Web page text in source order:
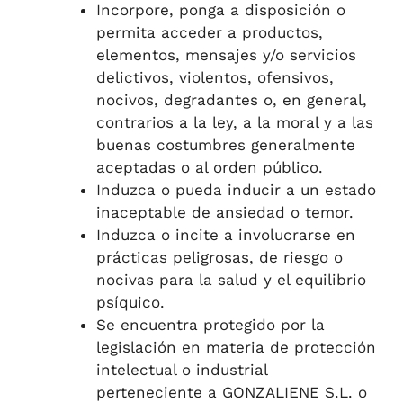
Incorpore, ponga a disposición o
permita acceder a productos,
elementos, mensajes y/o servicios
delictivos, violentos, ofensivos,
nocivos, degradantes o, en general,
contrarios a la ley, a la moral y a las
buenas costumbres generalmente
aceptadas o al orden público.
Induzca o pueda inducir a un estado
inaceptable de ansiedad o temor.
Induzca o incite a involucrarse en
prácticas peligrosas, de riesgo o
nocivas para la salud y el equilibrio
psíquico.
Se encuentra protegido por la
legislación en materia de protección
intelectual o industrial
perteneciente a GONZALIENE S.L. o